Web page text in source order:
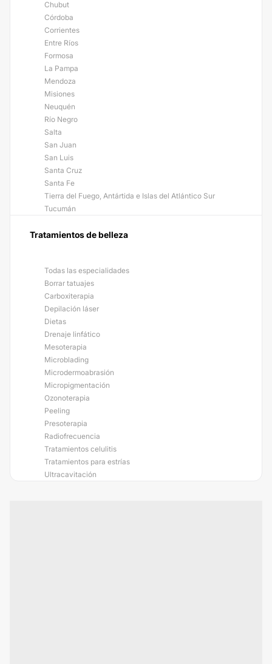
Chubut
Córdoba
Corrientes
Entre Ríos
Formosa
La Pampa
Mendoza
Misiones
Neuquén
Río Negro
Salta
San Juan
San Luis
Santa Cruz
Santa Fe
Tierra del Fuego, Antártida e Islas del Atlántico Sur
Tucumán
Tratamientos de belleza
Todas las especialidades
Borrar tatuajes
Carboxiterapia
Depilación láser
Dietas
Drenaje linfático
Mesoterapia
Microblading
Microdermoabrasión
Micropigmentación
Ozonoterapia
Peeling
Presoterapia
Radiofrecuencia
Tratamientos celulitis
Tratamientos para estrías
Ultracavitación